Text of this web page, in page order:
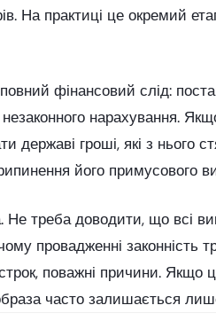
На практиці це окремий
фінансовий слід:
нарахування.
гроші, які з нього
його примусового
треба доводити, що всі
провадженні
поважні причини. Якщо
часто залишається